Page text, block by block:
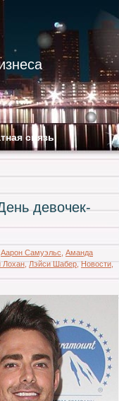
связь
девочек-
Аарон Самуэльс Аманда
Лохан Лэйси Шабер Новости